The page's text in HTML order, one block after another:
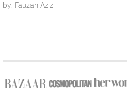
by: Fauzan Aziz